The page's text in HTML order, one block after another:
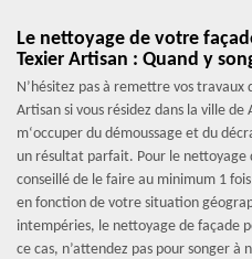
Le nettoyage de votre
Texier Artisan : Quand y
N’hésitez pas à remettre vos
Artisan si vous résidez dans la ville de
m‘occuper du démoussage et du
un résultat parfait. Pour le nettoyage
conseillé de le faire au minimum 1
en fonction de votre situation
intempéries, le nettoyage de façade
ce cas, n’attendez pas pour songer